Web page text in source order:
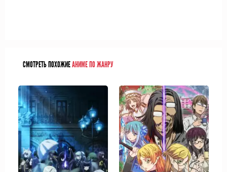
СМОТРЕТЬ ПОХОЖИЕАНИМЕ ПО ЖАНРУ